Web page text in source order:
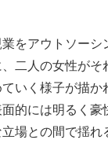
をアウトソーシ
二人の女性がそ
いく様子が描か
的には明るく豪
場との間で揺れ